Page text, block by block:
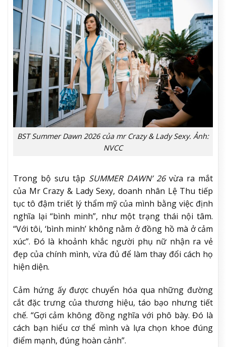
BST Summer Dawn 2026 của mr Crazy & Lady Sexy. Ảnh:
NVCC
Trong bộ sưu tập SUMMER DAWN’ 26vừa ra mắt
của Mr Crazy & Lady Sexy, doanh nhân Lệ Thu tiếp
tục tô đậm triết lý thẩm mỹ của mình bằng việc định
nghĩa lại “bình minh”, như một trạng thái nội tâm.
“Với tôi, ‘bình minh’ không nằm ở đồng hồ mà ở cảm
xúc”. Đó là khoảnh khắc người phụ nữ nhận ra vẻ
đẹp của chính mình, vừa đủ để làm thay đổi cách họ
hiện diện.
Cảm hứng ấy được chuyển hóa qua những đường
cắt đặc trưng của thương hiệu, táo bạo nhưng tiết
chế. “Gợi cảm không đồng nghĩa với phô bày. Đó là
cách bạn hiểu cơ thể mình và lựa chọn khoe đúng
điểm mạnh, đúng hoàn cảnh”.